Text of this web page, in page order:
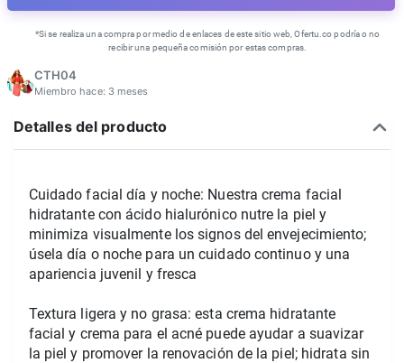
*Si se realiza una compra por medio de enlaces de este sitio web, Ofertu.co podría o no
recibir una pequeña comisión por estas compras.
CTH04
Miembro hace: 3 meses
Detalles del producto
Cuidado facial día y noche: Nuestra crema facial
hidratante con ácido hialurónico nutre la piel y
minimiza visualmente los signos del envejecimiento;
úsela día o noche para un cuidado continuo y una
apariencia juvenil y fresca
Textura ligera y no grasa: esta crema hidratante
facial y crema para el acné puede ayudar a suavizar
la piel y promover la renovación de la piel; hidrata sin